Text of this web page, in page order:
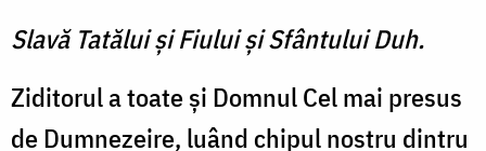
Slavă Tatălui şi Fiului şi Sfântului Duh.
Ziditorul a toate şi Domnul Cel mai presus
de Dumnezeire, luând chipul nostru dintru